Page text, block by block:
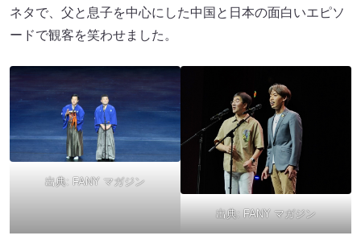
ネタで、父と息子を中心にした中国と日本の面白いエピソ
ードで観客を笑わせました。
出典: FANY マガジン
出典: FANY マガジン